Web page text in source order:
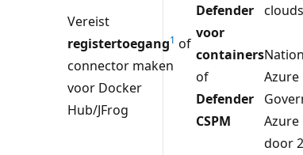
Vereist
registertoegang1 of
connector maken
voor Docker
Hub/JFrog
Defender
voor
containers
of
Defender
CSPM
clouds
Azure
Azure
door